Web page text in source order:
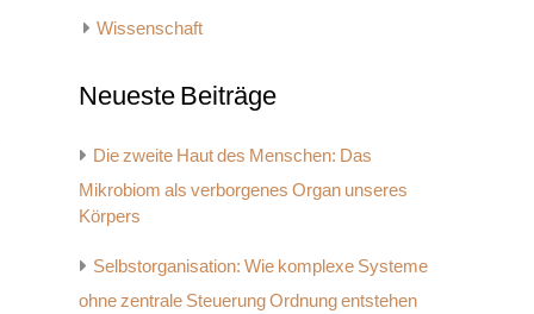
Wissenschaft
Neueste Beiträge
Die zweite Haut des Menschen: Das
Mikrobiom als verborgenes Organ unseres
Körpers
Selbstorganisation: Wie komplexe Systeme
ohne zentrale Steuerung Ordnung entstehen